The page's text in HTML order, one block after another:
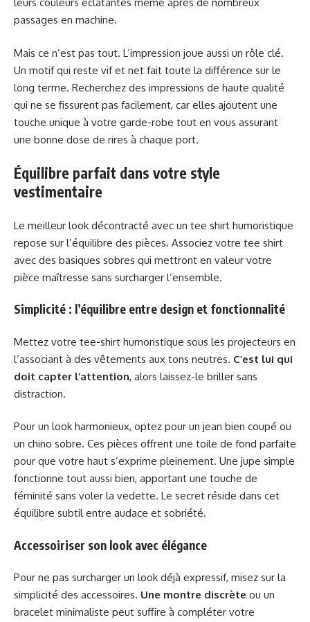
passages en machine.
Mais ce n’est pas tout. L’impression joue aussi un rôle clé.
Un motif qui reste vif et net fait toute la différence sur le
long terme. Recherchez des impressions de haute qualité
qui ne se fissurent pas facilement, car elles ajoutent une
touche unique à votre garde-robe tout en vous assurant
une bonne dose de rires à chaque port.
Équilibre parfait dans votre style
vestimentaire
Le meilleur look décontracté avec un tee shirt humoristique
repose sur l’équilibre des pièces. Associez votre tee shirt
avec des basiques sobres qui mettront en valeur votre
pièce maîtresse sans surcharger l’ensemble.
Simplicité : l’équilibre entre design et fonctionnalité
Mettez votre tee-shirt humoristique sous les projecteurs en
l’associant à des vêtements aux tons neutres. C’est lui qui
doit capter l’attention, alors laissez-le briller sans
distraction.
Pour un look harmonieux, optez pour un jean bien coupé ou
un chino sobre. Ces pièces offrent une toile de fond parfaite
pour que votre haut s’exprime pleinement. Une jupe simple
fonctionne tout aussi bien, apportant une touche de
féminité sans voler la vedette. Le secret réside dans cet
équilibre subtil entre audace et sobriété.
Accessoiriser son look avec élégance
Pour ne pas surcharger un look déjà expressif, misez sur la
simplicité des accessoires. Une montre discrète ou un
bracelet minimaliste peut suffire à compléter votre